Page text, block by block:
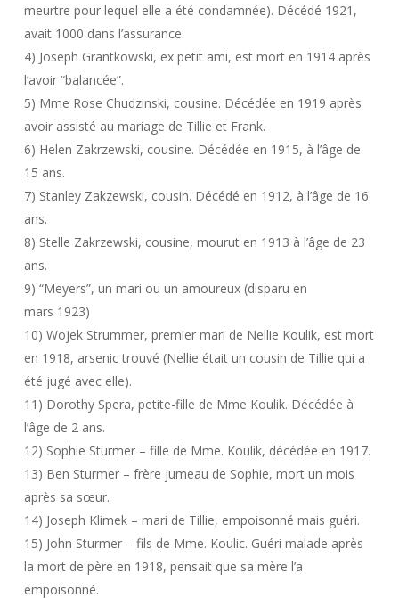
meurtre pour lequel elle a été condamnée). Décédé 1921,
avait 1000 dans l’assurance.
4) Joseph Grantkowski, ex petit ami, est mort en 1914 après
l’avoir “balancée”.
5) Mme Rose Chudzinski, cousine. Décédée en 1919 après
avoir assisté au mariage de Tillie et Frank.
6) Helen Zakrzewski, cousine. Décédée en 1915, à l’âge de
15 ans.
7) Stanley Zakzewski, cousin. Décédé en 1912, à l’âge de 16
ans.
8) Stelle Zakrzewski, cousine, mourut en 1913 à l’âge de 23
ans.
9) “Meyers”, un mari ou un amoureux (disparu en
mars 1923)
10) Wojek Strummer, premier mari de Nellie Koulik, est mort
en 1918, arsenic trouvé (Nellie était un cousin de Tillie qui a
été jugé avec elle).
11) Dorothy Spera, petite-fille de Mme Koulik. Décédée à
l’âge de 2 ans.
12) Sophie Sturmer – fille de Mme. Koulik, décédée en 1917.
13) Ben Sturmer – frère jumeau de Sophie, mort un mois
après sa sœur.
14) Joseph Klimek – mari de Tillie, empoisonné mais guéri.
15) John Sturmer – fils de Mme. Koulic. Guéri malade après
la mort de père en 1918, pensait que sa mère l’a
empoisonné.